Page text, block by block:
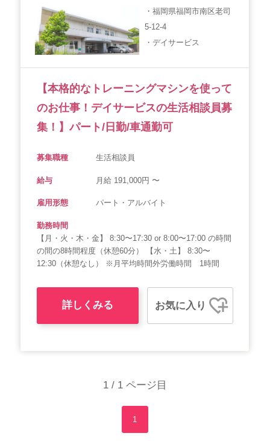
・福岡県福岡市南区老司
5-12-4
・デイサービス
【本格的なトレーニングマシンを使って
のお仕事！デイサービスの生活相談員募
集！】パート/日勤/車通勤可
募集職種 生活相談員
給与 月給 191,000円 〜
雇用形態 パート・アルバイト
勤務時間
【月・火・木・金】 8:30〜17:30 or 8:00〜17:00 の時間
の間の8時間程度（休憩60分） 【水・土】 8:30〜
12:30（休憩なし） ※月平均時間外労働時間 1時間
詳しくみる お気に入り
1 / 1 ページ目
1